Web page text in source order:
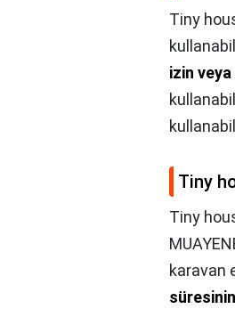
Tiny
izin
Tiny
Tiny
karavan